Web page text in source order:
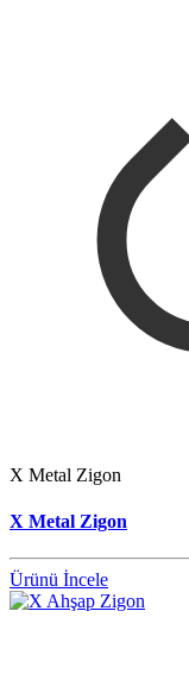
X Metal Zigon
X Metal Zigon
Ürünü İncele